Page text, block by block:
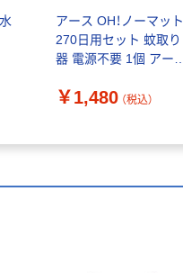
アース OH！ノーマット
270日用セット 蚊取り
器 電源不要 1個 アース
￥1,480 （税込）